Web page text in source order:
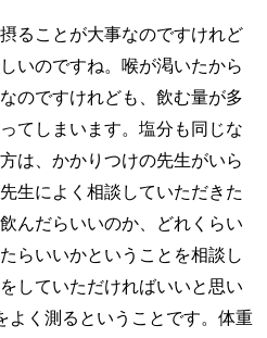
ることが大事なのですけれど
いのですね。喉が渇いたから
のですけれども、飲む量が多
てしまいます。塩分も同じな
は、かかりつけの先生がいら
生によく相談していただきた
んだらいいのか、どれくらい
らいいかということを相談し
していただければいいと思い
よく測るということです。体重